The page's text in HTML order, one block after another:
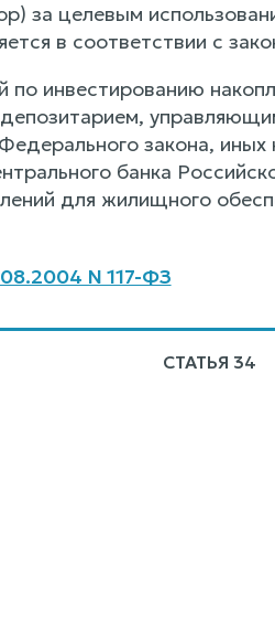
за целевым
в соответствии с
по инвестированию
закона,
банка
для жилищного
N 117-ФЗ
СТАТЬЯ 34